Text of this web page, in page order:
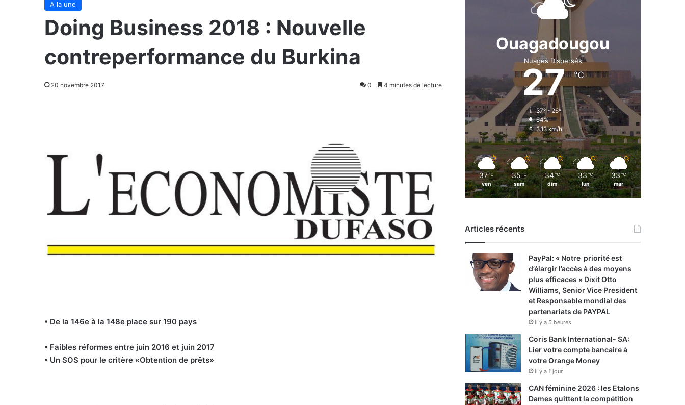
A la une
Doing Business 2018 : Nouvelle
contreperformance du Burkina
20 novembre 2017 0 4 minutes de lecture
• De la 146e à la 148e place sur 190 pays
• Faibles réformes entre juin 2016 et juin 2017
• Un SOS pour le critère «Obtention de prêts»
Ouagadougou
Nuages Dispersés
27℃
37º - 26º
64%
3.13 km/h
37 ℃
ven
35 ℃
sam
34 ℃
dim
33 ℃
lun
33 ℃
mar
Articles récents
PayPal: « Notre priorité est
d’élargir l’accès à des moyens
plus efficaces » Dixit Otto
Williams, Senior Vice President
et Responsable mondial des
partenariats de PAYPAL
il y a 5 heures
Coris Bank International- SA:
Lier votre compte bancaire à
votre Orange Money
il y a 1 jour
CAN féminine 2026 : les Etalons
Dames quittent la compétition